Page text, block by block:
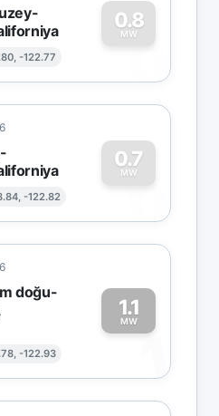
-122.77
0.8
MW
0
-122.82
0.7
MW
0
doğu-
-122.93
1.1
MW
1